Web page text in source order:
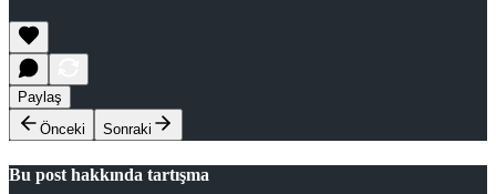
Paylaş
Önceki
Sonraki
Bu post hakkında tartışma